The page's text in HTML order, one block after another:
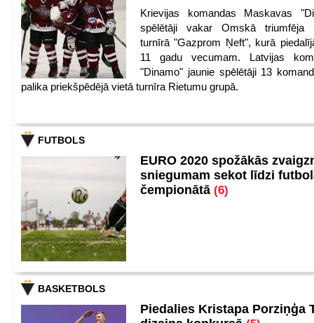
Krievijas komandas Maskavas
spēlētāji vakar Omskā triumfēja
turnīrā "Gazprom Ņeft", kurā
11 gadu vecumam. Latvijas
"Dinamo" jaunie spēlētāji 13
palika priekšpēdējā vietā turnīra Rietumu grupā.
FUTBOLS
EURO 2020 spožākās
sniegumam sekot līdzi
čempionātā (6)
BASKETBOLS
Piedalies Kristapa Porziņģa